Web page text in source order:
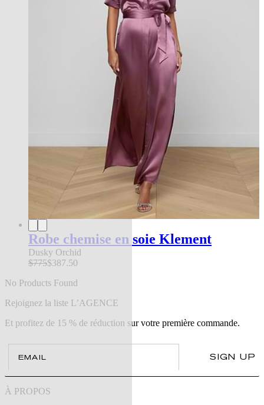
Robe chemise en soie Klement
Dusky Orchid
$775$387.50
No Products Found
Rejoignez la liste L’AGENCE
Et profitez de 15 % de réduction sur votre première commande.
SIGN UP
À PROPOS